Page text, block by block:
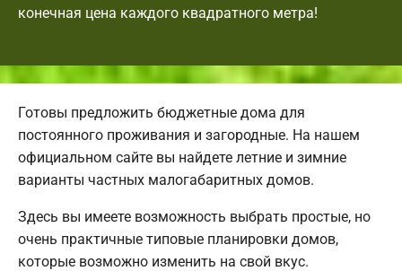
конечная цена каждого квадратного метра!
Готовы предложить бюджетные дома для
постоянного проживания и загородные. На нашем
официальном сайте вы найдете летние и зимние
варианты частных малогабаритных домов.
Здесь вы имеете возможность выбрать простые, но
очень практичные типовые планировки домов,
которые возможно изменить на свой вкус.